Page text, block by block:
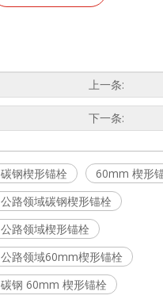
上一条:
下一条:
碳钢楔形锚栓
60mm 楔形
公路领域碳钢楔形锚栓
公路领域楔形锚栓
公路领域60mm楔形锚栓
碳钢 60mm 楔形锚栓